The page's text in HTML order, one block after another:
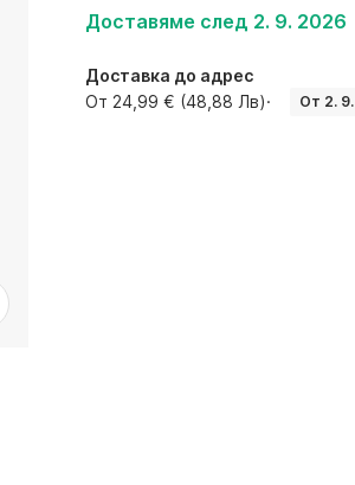
Доставяме след 2. 9. 2026
Доставка до адрес
От 24,99 € (48,88 Лв)· От 2. 9.